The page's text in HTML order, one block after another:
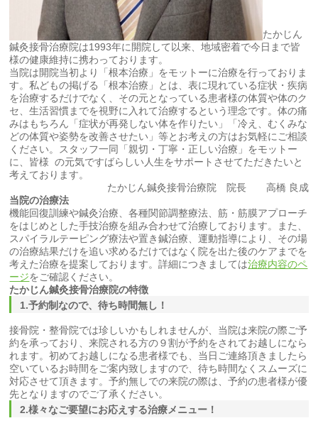
たかじん
鍼灸接骨治療院は1993年に開院して以来、地域密着で今日まで皆
様の健康維持に携わっております。
当院は開院当初より「根本治療」をモットーに治療を行っておりま
す。私どもの掲げる「根本治療」とは、表に現れている症状・疾病
を治療するだけでなく、その元となっている患者様の体質や体のク
セ、生活習慣までを視野に入れて治療するという理念です。体の痛
みはもちろん「症状が再発しない体を作りたい」「冷え、むくみな
どの体質や姿勢を改善させたい」等とお考えの方はお気軽にご相談
ください。スタッフ一同「親切・丁寧・正しい治療」をモットー
に、皆様 の元気ですばらしい人生をサポートさせてただきたいと
考えております。
たかじん鍼灸接骨治療院 院長 高橋 良成
当院の治療法
機能回復訓練や鍼灸治療、各種関節調整療法、筋・筋膜アプローチ
をはじめとした手技治療を組み合わせて治療しております。また、
スパイラルテーピング療法や置き鍼治療、運動指導により、その場
の治療結果だけを追い求めるだけではなく院を出た後のケアまでを
考えた治療を提案しております。詳細につきましては治療内容のペ
ージをご確認ください。
たかじん鍼灸接骨治療院の特徴
1.予約制なので、待ち時間無し！
接骨院・整骨院では珍しいかもしれませんが、当院は来院の際ご予
約を承っており、来院される方の９割が予約をされてお越しになら
れます。初めてお越しになる患者様でも、当日ご連絡頂きましたら
空いているお時間をご案内致しますので、待ち時間なくスムーズに
対応させて頂きます。予約無しでの来院の際は、予約の患者様が優
先となりますのでご了承ください。
2.様々なご要望にお応えする治療メニュー！